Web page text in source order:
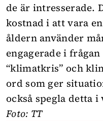
de är intresserade.
kostnad i att vara
åldern använder
engagerade i
“klimatkris” och
ord som ger
också spegla detta i
Foto: TT